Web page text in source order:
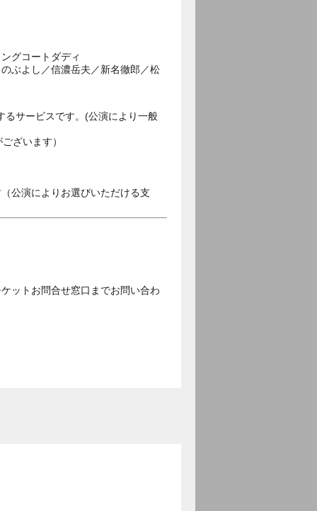
グコートダディ
ぶよし／信濃岳夫／新名徹郎／松
るサービスです。(公演により一般
ざいます）
公演によりお選びいただける支
ットお問合せ窓口までお問い合わ